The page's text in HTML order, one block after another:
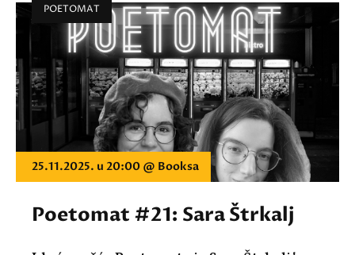
POETOMAT
25.11.2025. u 20:00 @ Booksa
Poetomat #21: Sara Štrkalj